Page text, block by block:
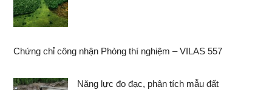
Chứng chỉ công nhận Phòng thí nghiệm – VILAS 557
Năng lực đo đạc, phân tích mẫu đất